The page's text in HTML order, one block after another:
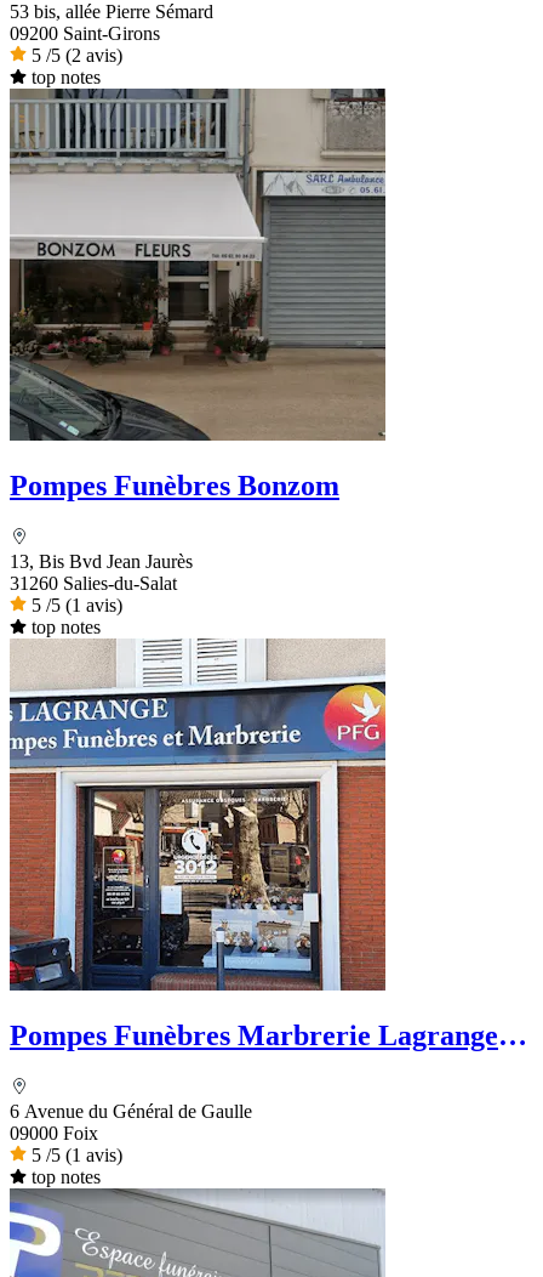
53 bis, allée Pierre Sémard
09200 Saint-Girons
5 /5 (2 avis)
top notes
Pompes Funèbres Bonzom
13, Bis Bvd Jean Jaurès
31260 Salies-du-Salat
5 /5 (1 avis)
top notes
Pompes Funèbres Marbrerie Lagrange -
6 Avenue du Général de Gaulle
09000 Foix
5 /5 (1 avis)
top notes